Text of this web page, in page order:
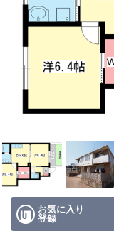
積水ハウス Sha
路線·駅から探す
地図から探す
AcePlanner公式ラ
SNS
スタッフ紹介
お気に入り
登録